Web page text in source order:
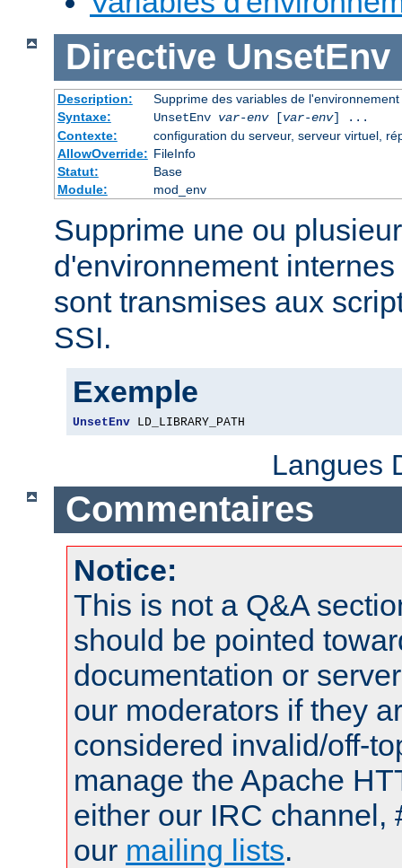
Directive UnsetEnv
Description:
Supprime des variables de l'environnement
Syntaxe:
UnsetEnv var-env[var-env] ...
Contexte:
configuration du serveur, serveur virtuel,
AllowOverride: FileInfo
Statut:
Base
Module:
mod_env
Supprime une ou
d'environnement
sont transmises aux
SSI.
Exemple
UnsetEnv LD_LIBRARY_PATH
Langues
Commentaires
Notice:
This is not a Q&A
should be pointed
documentation or
our moderators if they
considered invalid/off-
manage the Apache
either our IRC channel,
our mailing lists.